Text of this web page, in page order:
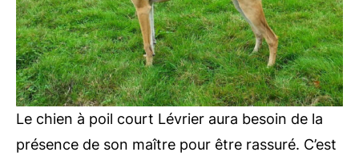
Le chien à poil court Lévrier aura besoin de la
présence de son maître pour être rassuré. C’est